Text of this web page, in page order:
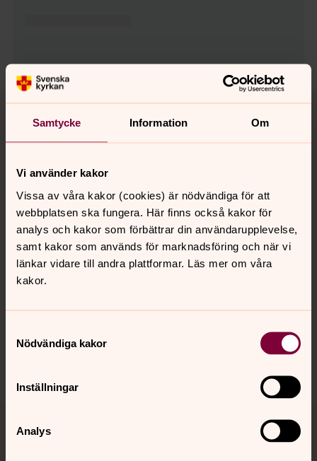
Samtycke Information Om
Vi använder kakor
Vissa av våra kakor (cookies) är nödvändiga för att
webbplatsen ska fungera. Här finns också kakor för
analys och kakor som förbättrar din användarupplevelse,
samt kakor som används för marknadsföring och när vi
länkar vidare till andra plattformar. Läs mer om våra
kakor.
Nödvändiga kakor
Inställningar
Analys
Tillbaka till toppen
Tillbaka till innehållet
Kontakt
Kalender
Hitta snabbt
Jourhavande präst